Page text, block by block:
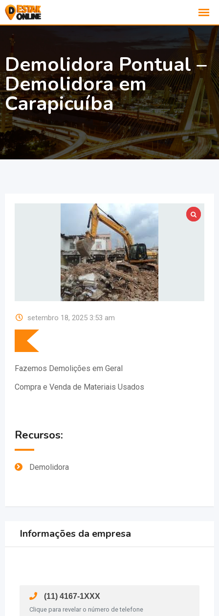
Demolidora Pontual –
Demolidora em
Carapicuíba
setembro 18, 2025 3:53 am
Fazemos Demolições em Geral
Compra e Venda de Materiais Usados
Recursos:
Demolidora
Informações da empresa
(11) 4167-1XXX
Clique para revelar o número de telefone